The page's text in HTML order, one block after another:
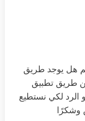
هل يوجد طريق
طريق تطبيق
الرد لكي نستطيع
وشكرًا